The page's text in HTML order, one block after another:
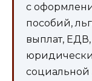
с
пособий,
выплат,
социальной